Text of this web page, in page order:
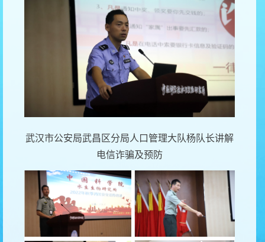
武汉市公安局武昌区分局人口管理大队杨队长讲解
电信诈骗及预防